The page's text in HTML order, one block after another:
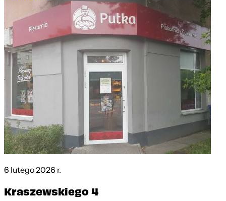
6 lutego 2026 r.
Kraszewskiego 4